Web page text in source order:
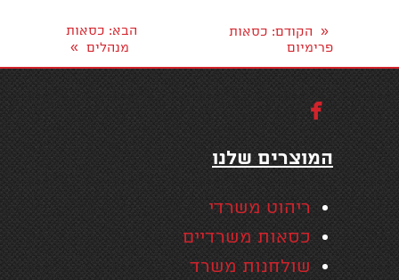
« הקודם: כסאות
פרימיום
הבא: כסאות
מנהלים »

המוצרים שלנו
ריהוט משרדי
כסאות משרדיים
שולחנות משרד